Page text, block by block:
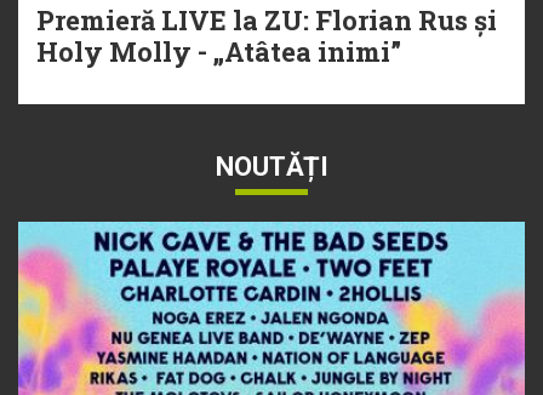
Premieră LIVE la ZU: Florian Rus și
Holy Molly - „Atâtea inimi”
NOUTĂȚI